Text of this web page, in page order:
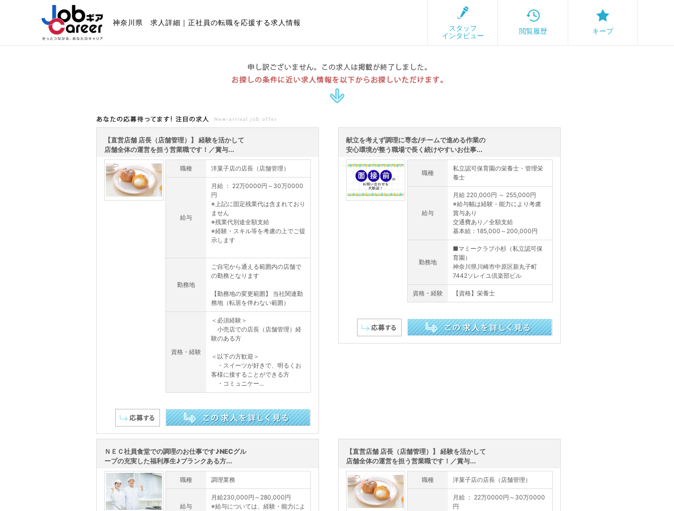
神奈川県 求人詳細｜正社員の転職を応援する求人情報
スタッフ
インタビュー
閲覧履歴 キープ
あなたの応募待ってます!注目の求人
【直営店舗 店長（店舗管理）】 経験を活かして
店舗全体の運営を担う営業職です！／賞与...
職種 洋菓子店の店長（店舗管理）
給与
月給 ： 22万0000円～30万0000
円
※上記に固定残業代は含まれており
ません
※残業代別途全額支給
※経験・スキル等を考慮の上でご提
示します
勤務地
ご自宅から通える範囲内の店舗で
の勤務となります
【勤務地の変更範囲】 当社関連勤
務地（転居を伴わない範囲）
資格・経験
＜必須経験＞
小売店での店長（店舗管理）経
験のある方
＜以下の方歓迎＞
・スイーツが好きで、明るくお
客様に接することができる方
・コミュニケー...
献立を考えず調理に専念/チームで進める作業の
安心環境が整う職場で長く続けやすいお仕事...
職種
私立認可保育園の栄養士・管理栄
養士
給与
月給 220,000円 ～ 255,000円
※給与幅は経験・能力により考慮
賞与あり
交通費あり／全額支給
基本給：185,000～200,000円
勤務地
■マミークラブ小杉（私立認可保
育園）
神奈川県川崎市中原区新丸子町
7442ソレイユ倶楽部ビル
資格・経験 【資格】栄養士
ＮＥＣ社員食堂での調理のお仕事です♪NECグル
ープの充実した福利厚生♪ブランクある方...
職種 調理業務
給与
月給230,000円～280,000円
※給与については、経験・能力によ
【直営店舗 店長（店舗管理）】 経験を活かして
店舗全体の運営を担う営業職です！／賞与...
職種 洋菓子店の店長（店舗管理）
月給 ： 22万0000円～30万0000
円